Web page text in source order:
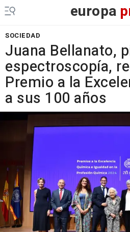
europa
SOCIEDAD
Juana Bellanato,
espectroscopía,
Premio a la
a sus 100 años